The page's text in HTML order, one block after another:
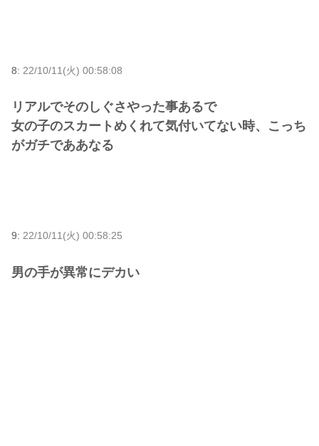
8: 22/10/11(火) 00:58:08
リアルでそのしぐさやった事あるで
女の子のスカートめくれて気付いてない時、こっち
がガチでああなる
9: 22/10/11(火) 00:58:25
男の手が異常にデカい